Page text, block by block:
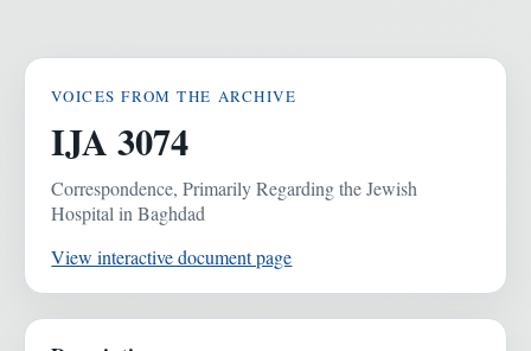
VOICES FROM THE ARCHIVE
IJA 3074
Correspondence, Primarily Regarding the Jewish
Hospital in Baghdad
View interactive document page